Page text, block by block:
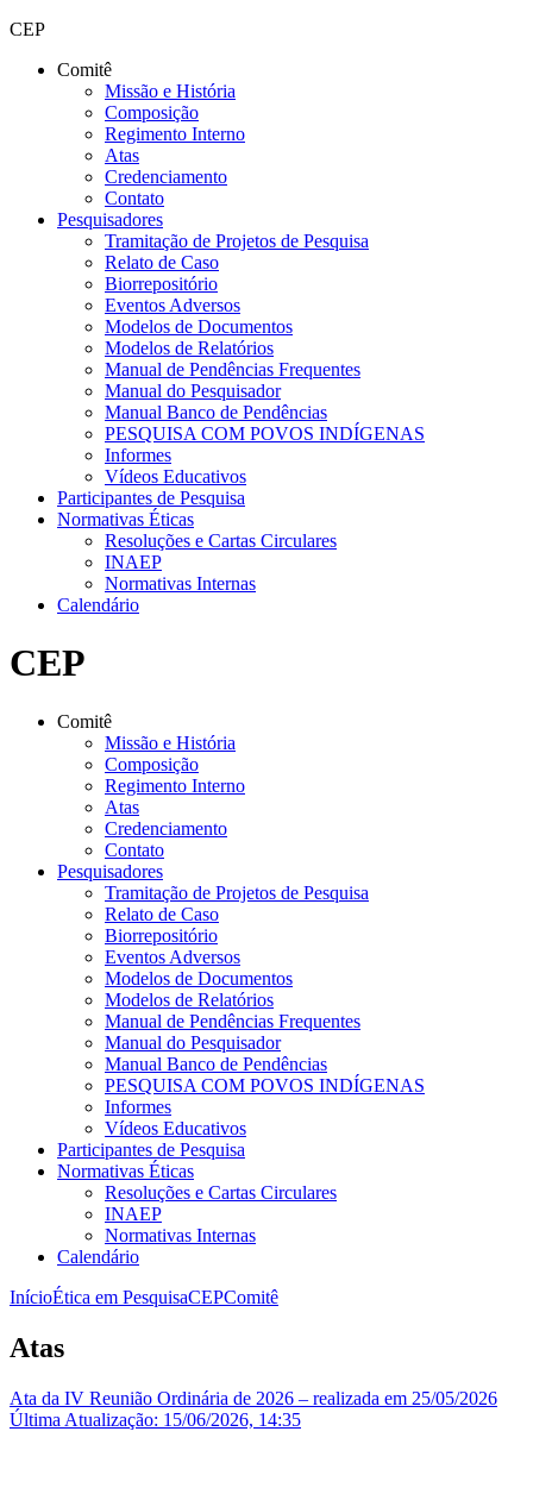
CEP
Comitê
Missão e História
Composição
Regimento Interno
Atas
Credenciamento
Contato
Pesquisadores
Tramitação de Projetos de Pesquisa
Relato de Caso
Biorrepositório
Eventos Adversos
Modelos de Documentos
Modelos de Relatórios
Manual de Pendências Frequentes
Manual do Pesquisador
Manual Banco de Pendências
PESQUISA COM POVOS INDÍGENAS
Informes
Vídeos Educativos
Participantes de Pesquisa
Normativas Éticas
Resoluções e Cartas Circulares
INAEP
Normativas Internas
Calendário
CEP
Comitê
Missão e História
Composição
Regimento Interno
Atas
Credenciamento
Contato
Pesquisadores
Tramitação de Projetos de Pesquisa
Relato de Caso
Biorrepositório
Eventos Adversos
Modelos de Documentos
Modelos de Relatórios
Manual de Pendências Frequentes
Manual do Pesquisador
Manual Banco de Pendências
PESQUISA COM POVOS INDÍGENAS
Informes
Vídeos Educativos
Participantes de Pesquisa
Normativas Éticas
Resoluções e Cartas Circulares
INAEP
Normativas Internas
Calendário
InícioÉtica em PesquisaCEPComitê
Atas
Ata da IV Reunião Ordinária de 2026 – realizada em 25/05/2026
Última Atualização: 15/06/2026, 14:35